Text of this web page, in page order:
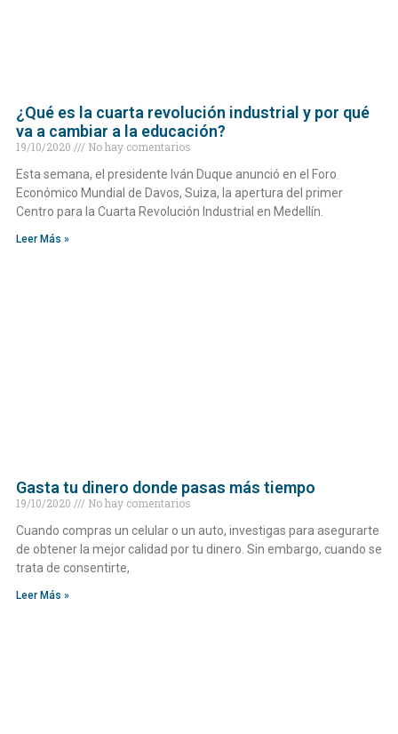
¿Qué es la cuarta revolución industrial y por qué
va a cambiar a la educación?
19/10/2020
No hay comentarios
Esta semana, el presidente Iván Duque anunció en el Foro
Económico Mundial de Davos, Suiza, la apertura del primer
Centro para la Cuarta Revolución Industrial en Medellín.
Leer Más »
Gasta tu dinero donde pasas más tiempo
19/10/2020
No hay comentarios
Cuando compras un celular o un auto, investigas para asegurarte
de obtener la mejor calidad por tu dinero. Sin embargo, cuando se
trata de consentirte,
Leer Más »